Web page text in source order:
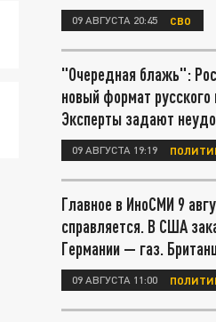
09 АВГУСТА 20:45 СВО
"Очередная блажь":
новый формат русского
Эксперты задают
09 АВГУСТА 19:19
Главное в ИноСМИ 9
справляется. В США
Германии — газ.
09 АВГУСТА 11:00